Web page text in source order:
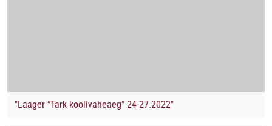
"Laager “Tark koolivaheaeg” 24-27.2022"